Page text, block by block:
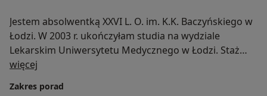
Jestem absolwentką XXVI L. O. im. K.K. Baczyńskiego w
Łodzi. W 2003 r. ukończyłam studia na wydziale
Lekarskim Uniwersytetu Medycznego w Łodzi. Staż
podyplomowy odbyłam w Szpitalu im. N. Barlickiego w
Chorób Wewnętrznych i Diabetologii na stanowisku
więcej
Zakres porad